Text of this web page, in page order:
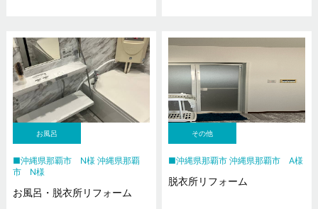
お風呂
沖縄県那覇市 N様 沖縄県那覇
市 N様
お風呂・脱衣所リフォーム
その他
沖縄県那覇市 沖縄県那覇市 A様
脱衣所リフォーム